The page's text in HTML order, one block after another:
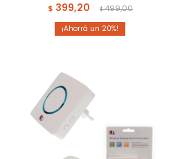
$ 399,20 $499,00
20